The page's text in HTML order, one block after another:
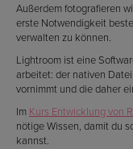
Außerdem fotografieren
erste Notwendigkeit
verwalten zu können.
Lightroom ist eine
arbeitet: der nativen
vornimmt und die daher
Im Kurs Entwicklung von
nötige Wissen, damit du
kannst.